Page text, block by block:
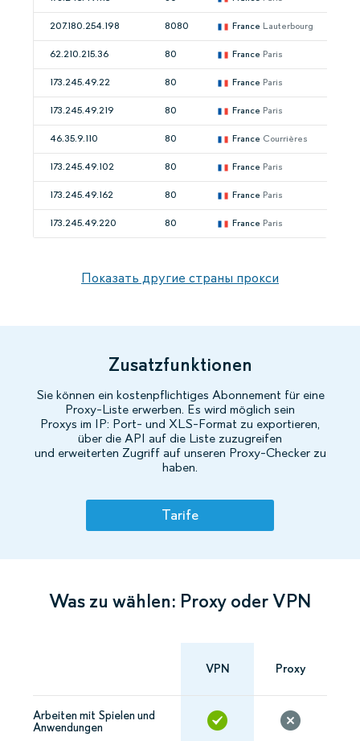
207.180.254.198 8080 France Lauterbourg
62.210.215.36 80 France Paris
173.245.49.22 80 France Paris
173.245.49.219 80 France Paris
46.35.9.110 80 France Courrières
173.245.49.102 80 France Paris
173.245.49.162 80 France Paris
173.245.49.220 80 France Paris
Показать другие страны прокси
Zusatzfunktionen
Sie können ein kostenpflichtiges Abonnement für eine
Proxy-Liste erwerben. Es wird möglich sein
Proxys im IP: Port- und XLS-Format zu exportieren,
über die API auf die Liste zuzugreifen
und erweiterten Zugriff auf unseren Proxy-Checker zu
haben.
Tarife
Was zu wählen: Proxy oder VPN
VPN Proxy
Arbeiten mit Spielen und
Anwendungen